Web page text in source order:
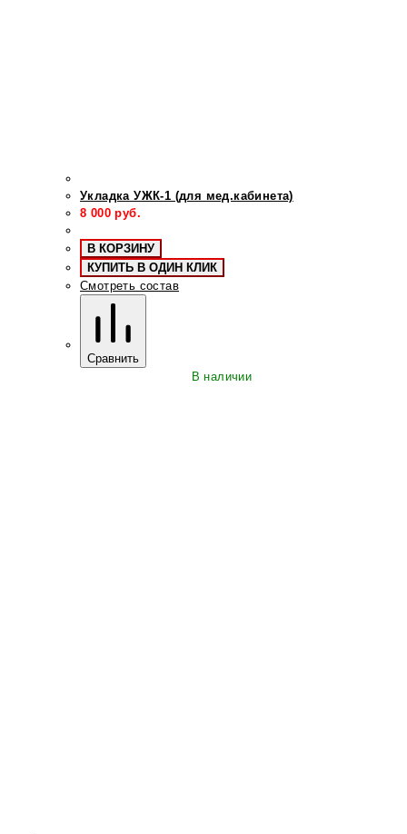
Укладка УЖК-1 (для мед.кабинета)
8 000 руб.
В КОРЗИНУ
КУПИТЬ В ОДИН КЛИК
Смотреть состав
Сравнить
В наличии